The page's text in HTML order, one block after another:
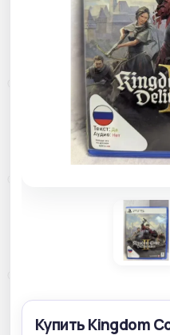
Купить Kingdom